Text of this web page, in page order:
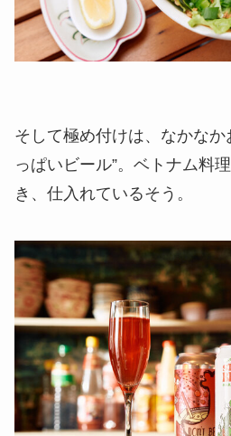
そして極め付けは、なかなか
っぱいビール”。ベトナム料
き、仕入れているそう。